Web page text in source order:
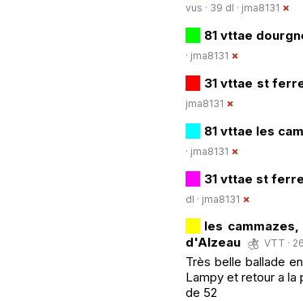
vus · 39 dl · jma8131
81 vttae
· jma8131
31 vttae st
jma8131
81 vttae les
· jma8131
31 vttae st
dl · jma8131
les
d'Alzeau
VTT ·
Très belle ballade
Lampy et retour a la
de 52